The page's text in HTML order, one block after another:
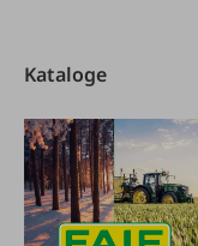
Kataloge